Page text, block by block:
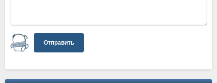
Отправить